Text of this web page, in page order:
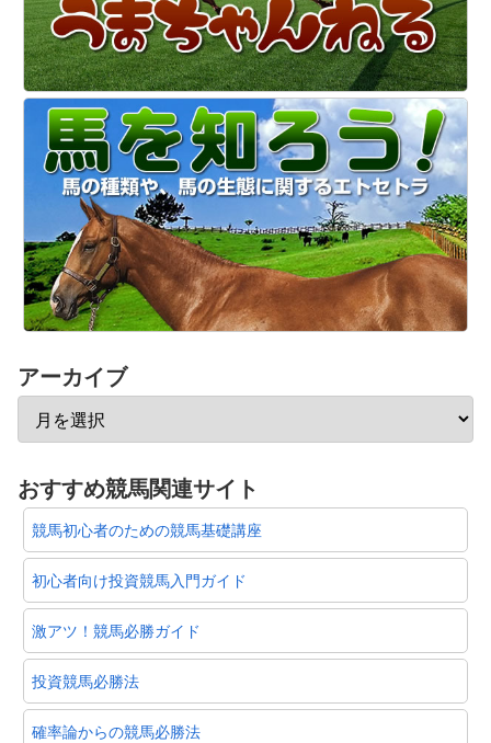
アーカイブ
おすすめ競馬関連サイト
競馬初心者のための競馬基礎講座
初心者向け投資競馬入門ガイド
激アツ！競馬必勝ガイド
投資競馬必勝法
確率論からの競馬必勝法